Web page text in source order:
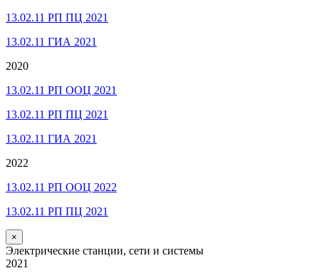
13.02.11 РП ПЦ 2021
13.02.11 ГИА 2021
2020
13.02.11 РП ООЦ 2021
13.02.11 РП ПЦ 2021
13.02.11 ГИА 2021
2022
13.02.11 РП ООЦ 2022
13.02.11 РП ПЦ 2021
×
Электрические станции, сети и системы
2021